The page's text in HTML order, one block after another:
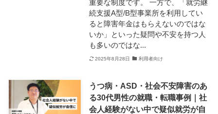
重要な制度です。 一方で、「就労継
続支援A型/B型事業所を利用してい
ると障害年金はもらえないのではな
いか」といった疑問や不安を持つ人
も多いのではな...
2025年8月28日 利用者向け
うつ病・ASD・社会不安障害のあ
る30代男性の就職・転職事例｜社
会人経験がない中で疑似就労が自